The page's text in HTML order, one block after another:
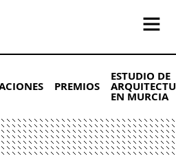
PREMIOS
ESTUDIO DE
EN MURCIA